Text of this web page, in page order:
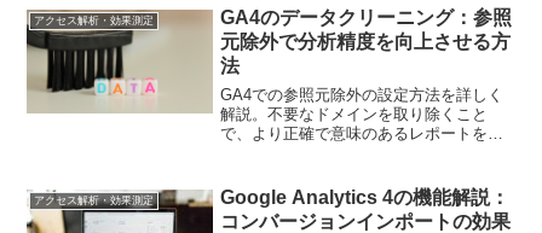
へ反映する手順まで整理します。
アクセス解析・効果測定
GA4のデータクリーニング：参照
元除外で分析精度を向上させる方
法
GA4での参照元除外の設定方法を詳しく
解説。不要なドメインを取り除くこと
で、より正確で意味のあるレポートを作
アクセス解析・効果測定
Google Analytics 4の機能解説：
コンバージョンインポートの効果